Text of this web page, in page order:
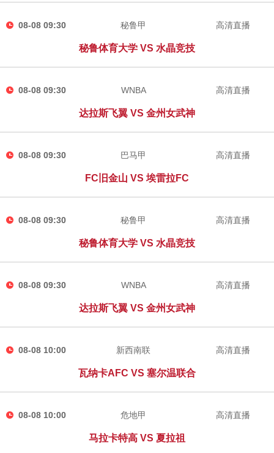
08-08 09:30 秘鲁甲
秘鲁体育大学 VS 水晶竞技
高清直播
08-08 09:30 WNBA
达拉斯飞翼 VS 金州女武神
高清直播
08-08 09:30 巴马甲
FC旧金山 VS 埃雷拉FC
高清直播
08-08 09:30 秘鲁甲
秘鲁体育大学 VS 水晶竞技
高清直播
08-08 09:30 WNBA
达拉斯飞翼 VS 金州女武神
高清直播
08-08 10:00 新西南联
瓦纳卡AFC VS 塞尔温联合
高清直播
08-08 10:00 危地甲
马拉卡特高 VS 夏拉祖
高清直播